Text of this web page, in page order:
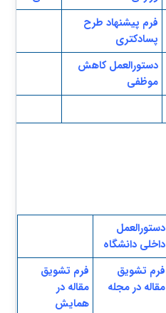
فرم پیشنهاد طرح
پسادکتری
دستورالعمل کاهش
موظفی
دستورالعم​​ل
داخلی دانشگاه
فرم تشویق
مقاله در مجله
​فرم تشویق
مقاله در
همایش